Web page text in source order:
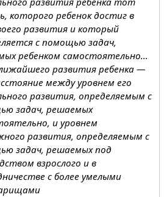
которого ребенок достиг в
развития и который
с помощью задач,
ребенком самостоятельно…
развития ребенка —
между уровнем его
развития, определяемым с
задач, решаемых
и уровнем
развития, определяемым с
задач, решаемых под
взрослого и в
с более умелыми